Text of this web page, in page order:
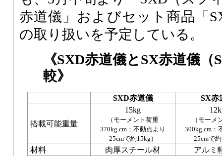
赤道儀」およびセット商品「
の取り扱いを予定している。
《SXD赤道儀とSX赤道儀
較》
SXD赤道儀 SX赤
搭載可能重量
15kg
（モーメント荷重
370kg.cm：不動点より
25cmで約15kg）
（モーメ
300kg.cm：
25cmで
材料 肉厚スチール材 アルミ